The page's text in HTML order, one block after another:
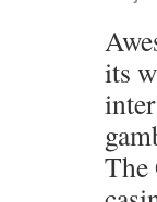
its
The